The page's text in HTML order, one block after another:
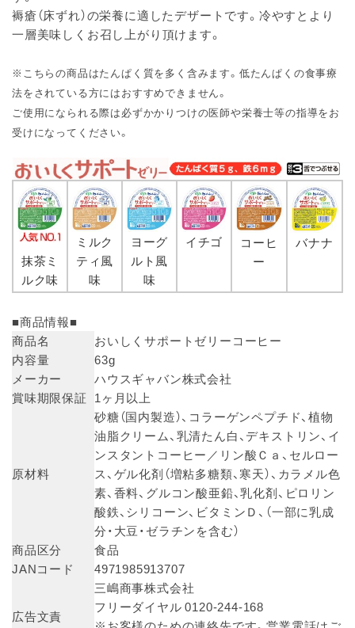
褥瘡（床ずれ）の栄養に適したデザートです。冷やすとより
一層美味しくお召し上がり頂けます。
※こちらの商品はたんぱく質を多く含みます。低たんぱくの食事療
法をされている方にはおすすめできません。
ご使用になられる際は必ずかかりつけの医師や栄養士等の指導をお
受けになってください。
抹茶ミ
ルク味
ミルク
ティ風
味
ヨーグ
ルト風
味
イチゴ
コーヒ
ー
バナナ
■商品情報■
商品名
おいしくサポートゼリーコーヒー
内容量
63g
メーカー
ハウスギャバン株式会社
賞味期限保証 1ヶ月以上
原材料
砂糖（国内製造）、コラーゲンペプチド、植物
油脂クリーム、乳清たん白、デキストリン、イ
ンスタントコーヒー／リン酸Ｃａ、セルロー
ス、ゲル化剤（増粘多糖類、寒天）、カラメル色
素、香料、グルコン酸亜鉛、乳化剤、ピロリン
酸鉄、シリコーン、ビタミンＤ、（一部に乳成
分・大豆・ゼラチンを含む）
商品区分
食品
JANコード
4971985913707
広告文責
三嶋商事株式会社
フリーダイヤル 0120-244-168